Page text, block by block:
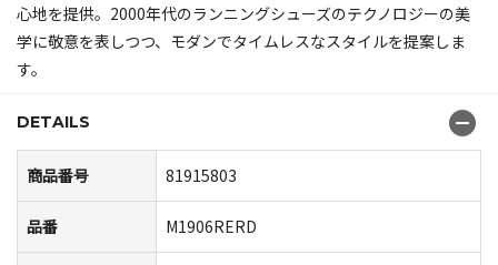
心地を提供。2000年代のランニングシューズのテクノロジーの美
学に敬意を表しつつ、モダンでタイムレスなスタイルを提案しま
す。
DETAILS
商品番号 81915803
品番 M1906RERD